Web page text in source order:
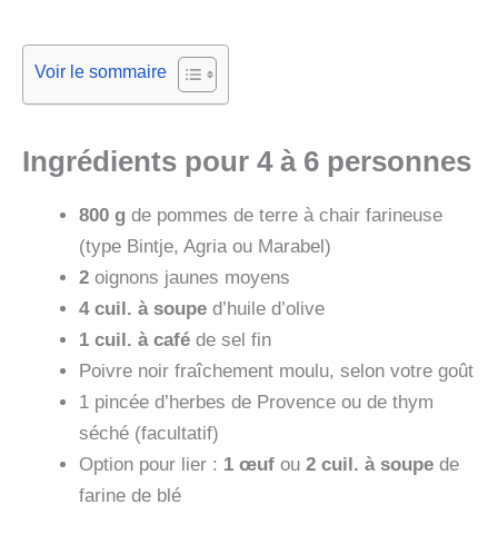
Voir le sommaire
Ingrédients pour 4 à 6 personnes
800 g de pommes de terre à chair farineuse
(type Bintje, Agria ou Marabel)
2 oignons jaunes moyens
4 cuil. à soupe d’huile d’olive
1 cuil. à café de sel fin
Poivre noir fraîchement moulu, selon votre goût
1 pincée d’herbes de Provence ou de thym
séché (facultatif)
Option pour lier : 1 œuf ou 2 cuil. à soupe de
farine de blé